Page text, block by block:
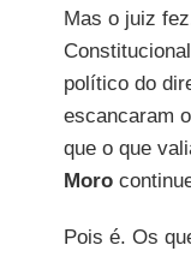
Mas o juiz
político do
escancaram o
que o que
Moro
Pois é. Os